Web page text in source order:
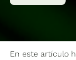
En este artículo